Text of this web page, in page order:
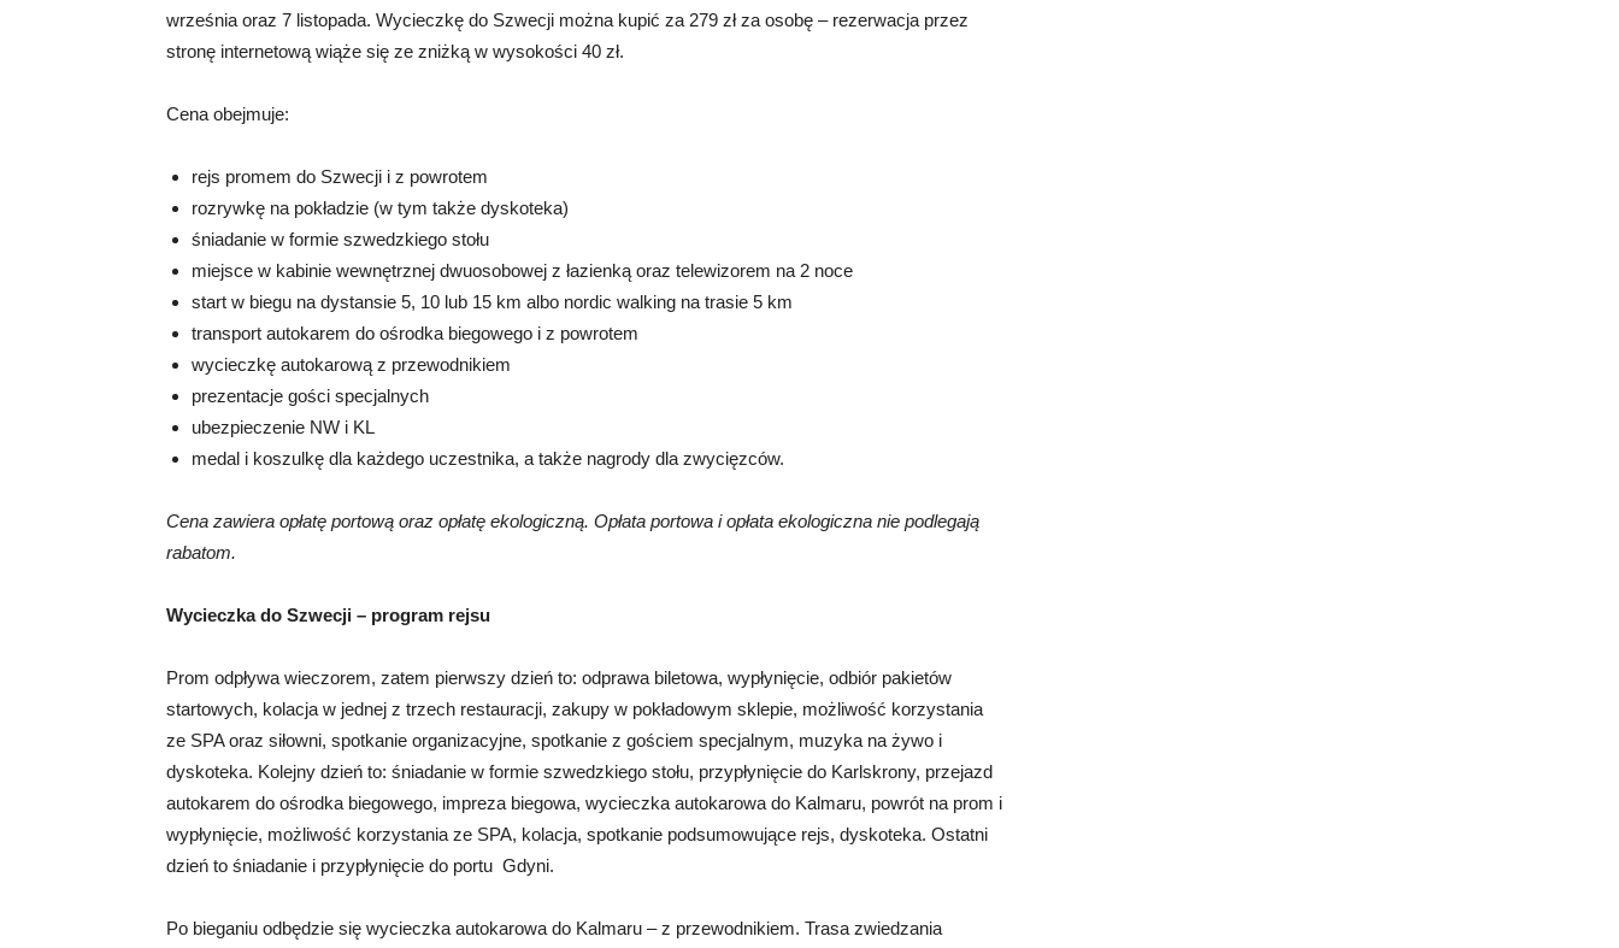
września oraz 7 listopada. Wycieczkę do Szwecji można kupić za 279 zł za osobę – rezerwacja przez
stronę internetową wiąże się ze zniżką w wysokości 40 zł.
Cena obejmuje:
rejs promem do Szwecji i z powrotem
rozrywkę na pokładzie (w tym także dyskoteka)
śniadanie w formie szwedzkiego stołu
miejsce w kabinie wewnętrznej dwuosobowej z łazienką oraz telewizorem na 2 noce
start w biegu na dystansie 5, 10 lub 15 km albo nordic walking na trasie 5 km
transport autokarem do ośrodka biegowego i z powrotem
wycieczkę autokarową z przewodnikiem
prezentacje gości specjalnych
ubezpieczenie NW i KL
medal i koszulkę dla każdego uczestnika, a także nagrody dla zwycięzców.
Cena zawiera opłatę portową oraz opłatę ekologiczną. Opłata portowa i opłata ekologiczna nie podlegają
rabatom.
Wycieczka do Szwecji – program rejsu
Prom odpływa wieczorem, zatem pierwszy dzień to: odprawa biletowa, wypłynięcie, odbiór pakietów
startowych, kolacja w jednej z trzech restauracji, zakupy w pokładowym sklepie, możliwość korzystania
ze SPA oraz siłowni, spotkanie organizacyjne, spotkanie z gościem specjalnym, muzyka na żywo i
dyskoteka. Kolejny dzień to: śniadanie w formie szwedzkiego stołu, przypłynięcie do Karlskrony, przejazd
autokarem do ośrodka biegowego, impreza biegowa, wycieczka autokarowa do Kalmaru, powrót na prom i
wypłynięcie, możliwość korzystania ze SPA, kolacja, spotkanie podsumowujące rejs, dyskoteka. Ostatni
dzień to śniadanie i przypłynięcie do portu Gdyni.
Po bieganiu odbędzie się wycieczka autokarowa do Kalmaru – z przewodnikiem. Trasa zwiedzania